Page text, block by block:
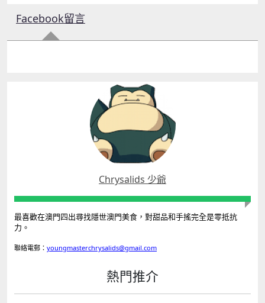
Facebook留言
Chrysalids 少爺
最喜歡在澳門四出尋找隱世澳門美食，對甜品和手搖完全是零抵抗
力。
聯絡電郵： youngmasterchrysalids@gmail.com
熱門推介